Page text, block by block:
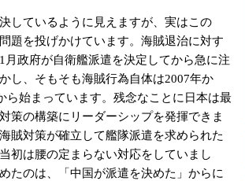
しているように見えますが、実はこの
題を投げかけています。海賊退治に対す
政府が自衛艦派遣を決定してから急に注
し、そもそも海賊行為自体は2007年か
ら始まっています。残念なことに日本は最
策の構築にリーダーシップを発揮できま
賊対策が確立して艦隊派遣を求められた
初は腰の定まらない対応をしていまし
たのは、「中国が派遣を決めた」からに